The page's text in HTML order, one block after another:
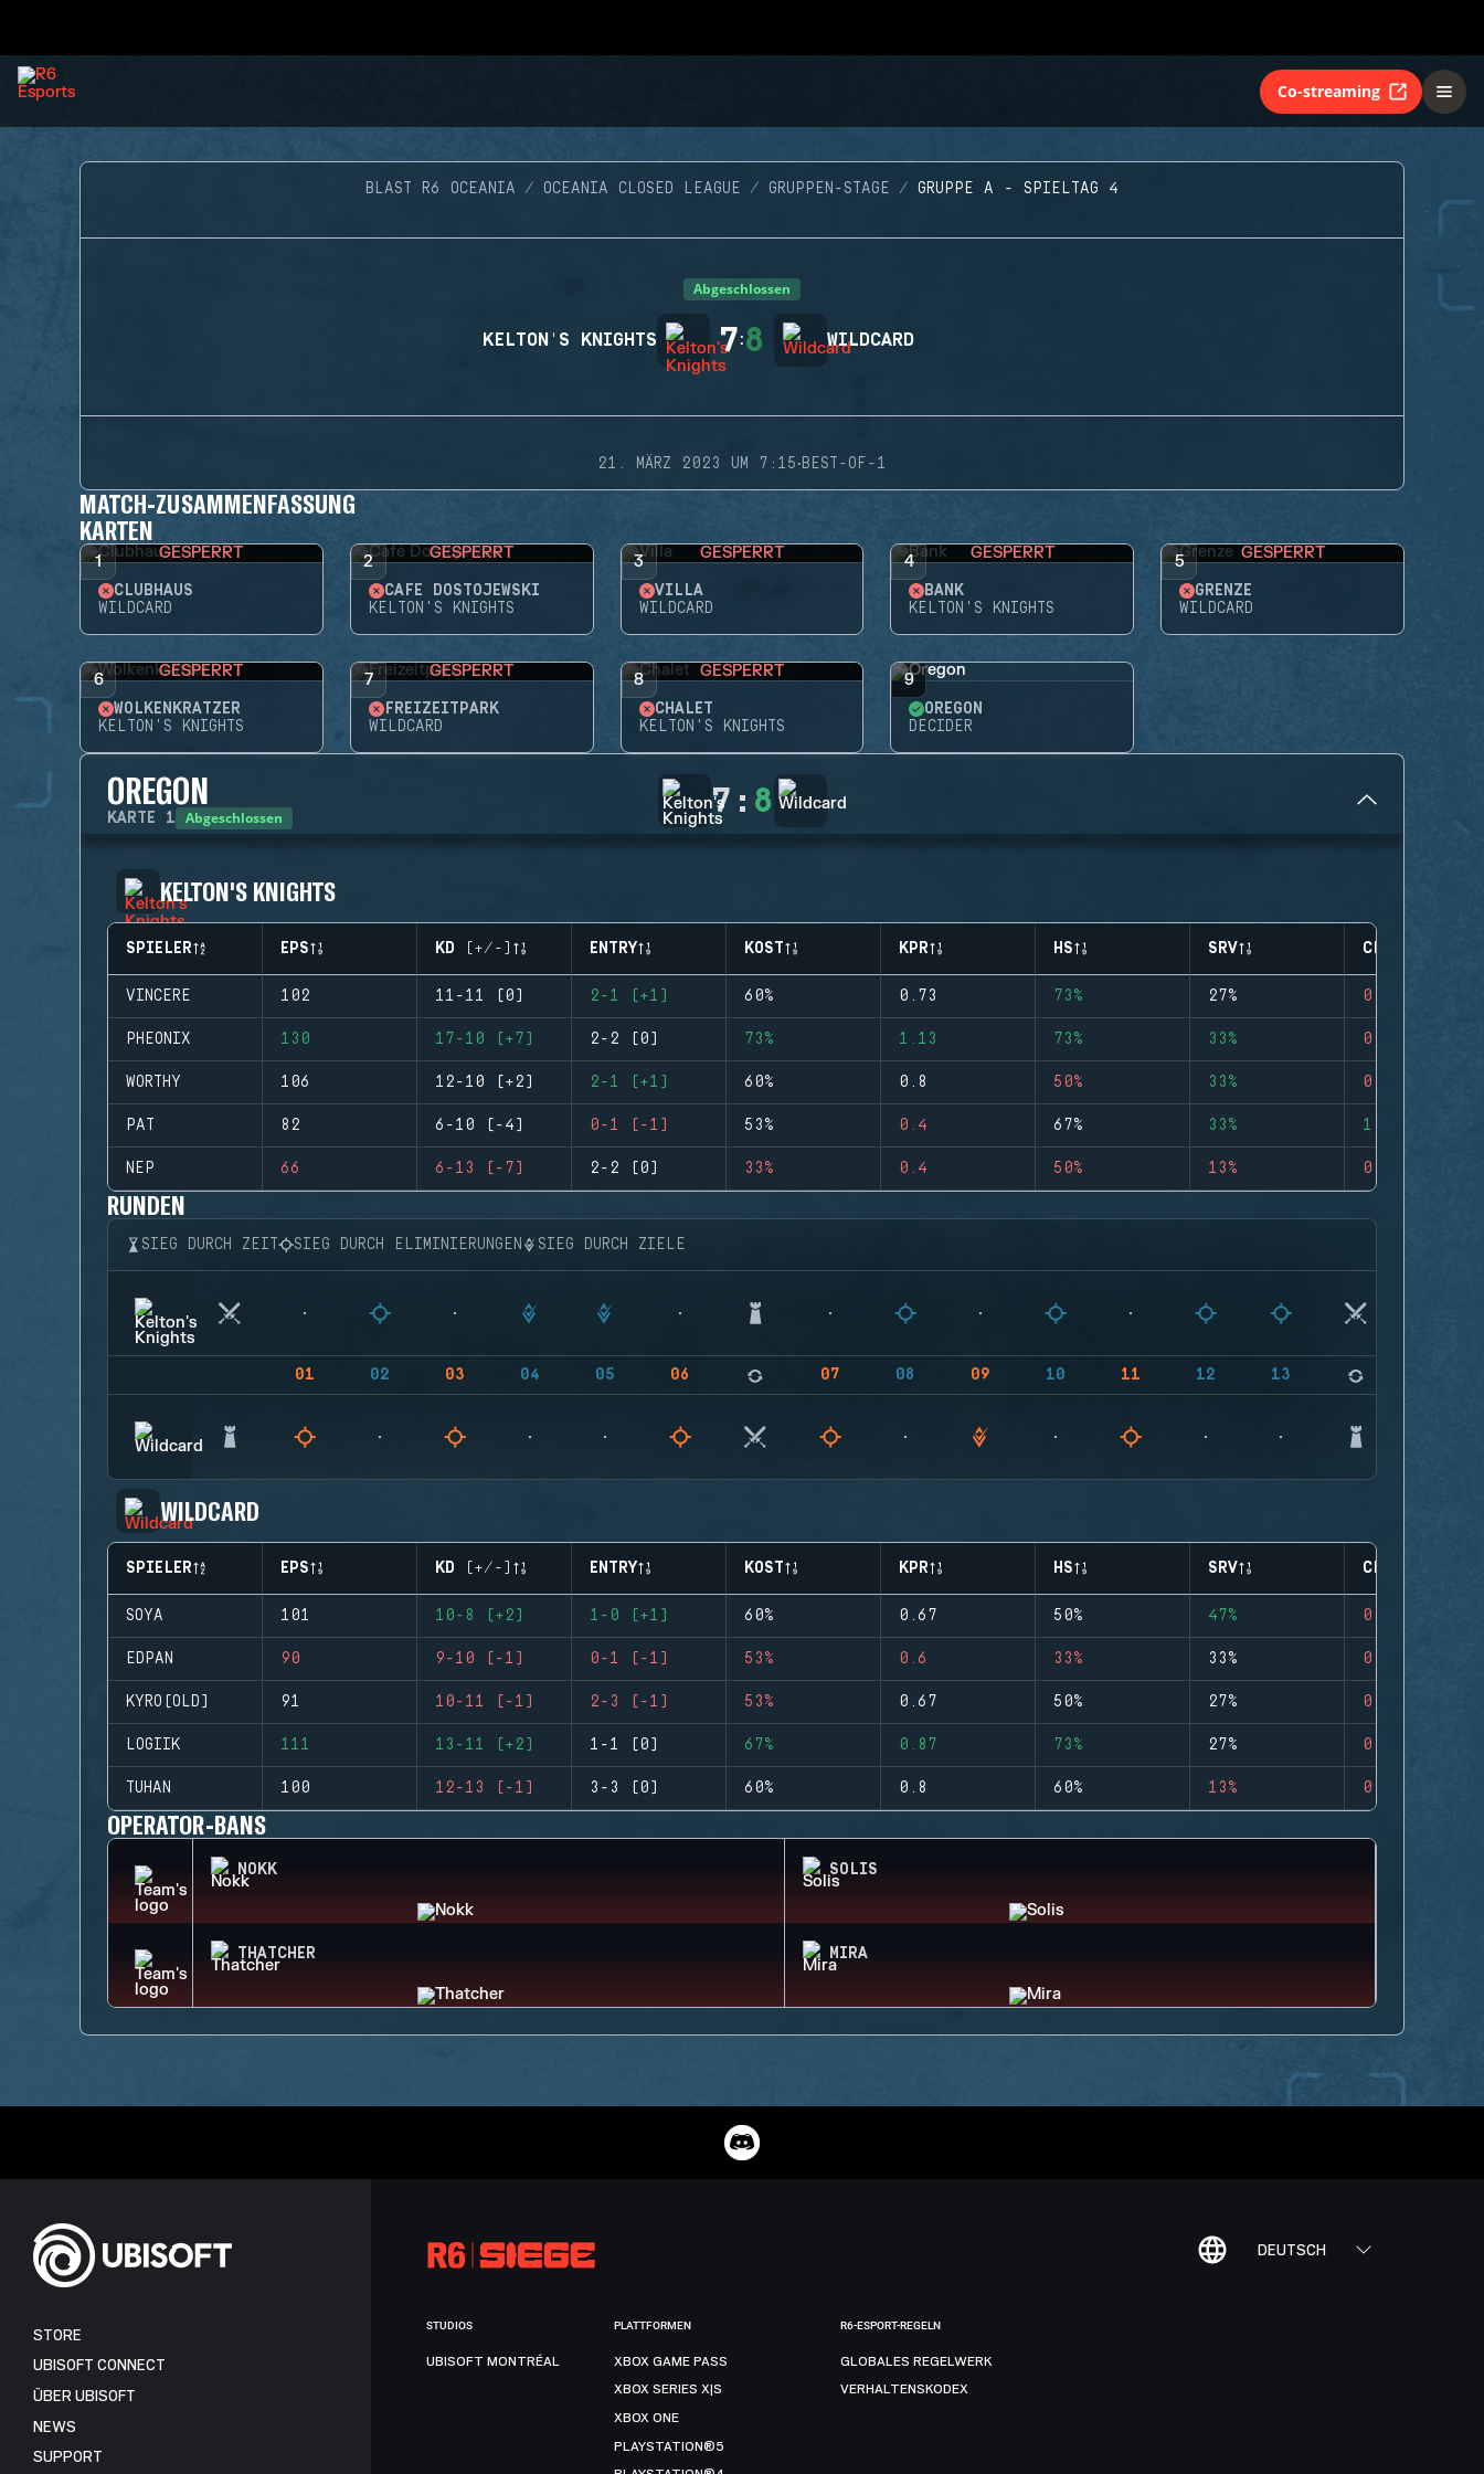
Co-streaming
BLAST R6 OCEANIA OCEANIA CLOSED LEAGUE GRUPPEN-STAGE GRUPPE A - SPIELTAG 4
Abgeschlossen
KELTON'S KNIGHTS 7:8 WILDCARD
21. MÄRZ 2023 UM 7:15·BEST-OF-1
MATCH-ZUSAMMENFASSUNG
KARTEN
1 GESPERRT
CLUBHAUS
WILDCARD
2 GESPERRT
CAFÉ DOSTOJEWSKI
KELTON'S KNIGHTS
3 GESPERRT
VILLA
WILDCARD
4 GESPERRT
BANK
KELTON'S KNIGHTS
5 GESPERRT
GRENZE
WILDCARD
6 GESPERRT
WOLKENKRATZER
KELTON'S KNIGHTS
7 GESPERRT
FREIZEITPARK
WILDCARD
8 GESPERRT
CHALET
KELTON'S KNIGHTS
9
OREGON
DECIDER
OREGON
KARTE 1 Abgeschlossen 7 : 8
KELTON'S KNIGHTS
SPIELER EPS KD (+/-) ENTRY KOST KPR HS SRV CLUTCHES
VINCERE 102 11-11 (0) 2-1 (+1) 60% 0.73 73% 27% 0
PHEONIX 130 17-10 (+7) 2-2 (0) 73% 1.13 73% 33% 0
WORTHY 106 12-10 (+2) 2-1 (+1) 60% 0.8 50% 33% 0
PAT 82 6-10 (-4) 0-1 (-1) 53% 0.4 67% 33% 1
NEP 66 6-13 (-7) 2-2 (0) 33% 0.4 50% 13% 0
RUNDEN
SIEG DURCH ZEIT SIEG DURCH ELIMINIERUNGEN SIEG DURCH ZIELE
01 02 03 04 05 06 07 08 09 10 11 12 13
WILDCARD
SPIELER EPS KD (+/-) ENTRY KOST KPR HS SRV CLUTCHES
SOYA 101 10-8 (+2) 1-0 (+1) 60% 0.67 50% 47% 0
EDPAN 90 9-10 (-1) 0-1 (-1) 53% 0.6 33% 33% 0
KYRO(OLD) 91 10-11 (-1) 2-3 (-1) 53% 0.67 50% 27% 0
LOGIIK 111 13-11 (+2) 1-1 (0) 67% 0.87 73% 27% 0
TUHAN 100 12-13 (-1) 3-3 (0) 60% 0.8 60% 13% 0
OPERATOR-BANS
NOKK SOLIS
THATCHER MIRA
DEUTSCH
STORE
UBISOFT CONNECT
ÜBER UBISOFT
NEWS
SUPPORT
STUDIOS
UBISOFT MONTRÉAL
PLATTFORMEN
XBOX GAME PASS
XBOX SERIES X|S
XBOX ONE
PLAYSTATION®5
R6-ESPORT-REGELN
GLOBALES REGELWERK
VERHALTENSKODEX